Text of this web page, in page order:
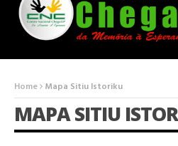
Home Mapa Sitiu Istoriku
MAPA SITIU